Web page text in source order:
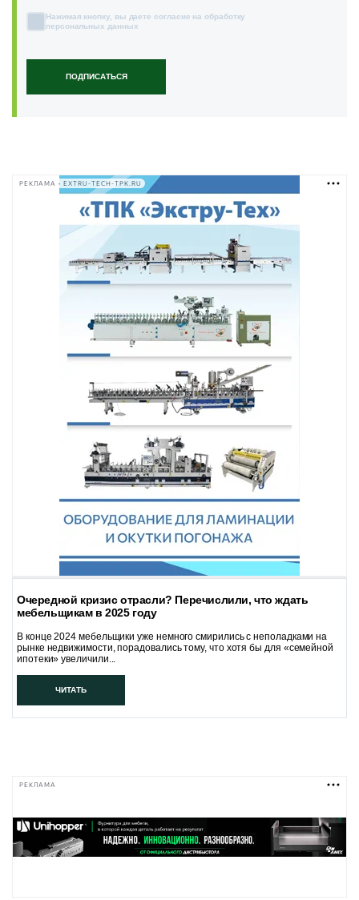
ПОДПИСАТЬСЯ
Нажимая кнопку, вы даете согласие на обработку
персональных данных
РЕКЛАМА • EXTRU-TECH-TPK.RU
Очередной кризис отрасли? Перечислили, что ждать
мебельщикам в 2025 году
В конце 2024 мебельщики уже немного смирились с неполадками на
рынке недвижимости, порадовались тому, что хотя бы для «семейной
ипотеки» увеличили...
ЧИТАТЬ
РЕКЛАМА